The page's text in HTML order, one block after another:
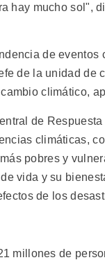
hay mucho sol",
de
de la unidad
climático,
de
climáticas,
pobres y
vida y su
de los
millones de